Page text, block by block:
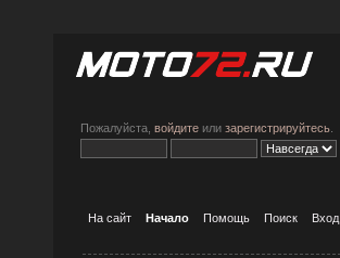
Пожалуйста, войдите или зарегистрируйтесь
На сайт Начало Помощь Поиск Вход